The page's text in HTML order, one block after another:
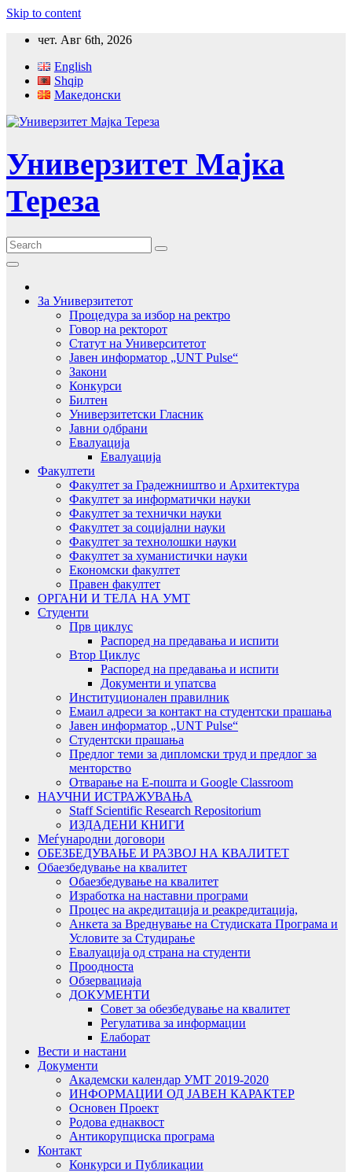
Skip to content
чет. Авг 6th, 2026
English
Shqip
Македонски
Универзитет Мајка
Тереза
За Универзитетот
Процедура за избор на ректро
Говор на ректорот
Статут на Университетот
Јавен информатор „UNT Pulse“
Закони
Конкурси
Билтен
Универзитетски Гласник
Јавни одбрани
Евалуација
Евалуација
Факултети
Факултет за Градежништво и Архитектура
Факултет за информатички науки
Факултет за технички науки
Факултет за социјални науки
Факултет за технолошки науки
Факултет за хуманистички науки
Економски факултет
Правен факултет
ОРГАНИ И ТЕЛА НА УМТ
Студенти
Прв циклус
Распоред на предавањa и испити
Втор Циклус
Распоред на предавањa и испити
Документи и упатсва
Институционален правилник
Емаил адреси за контакт на студентски прашања
Јавен информатор „UNT Pulse“
Студентски прашања
Предлог теми за дипломски труд и предлог за
менторство
Отварање на Е-пошта и Google Classroom
НАУЧНИ ИСТРАЖУВАЊА
Staff Scientific Research Repositorium
ИЗДАДЕНИ КНИГИ
Меѓународни договори
ОБЕЗБЕДУВАЊЕ И РАЗВОЈ НА КВАЛИТЕТ
Обаезбедување на квалитет
Обаезбедување на квалитет
Изработка на наставни програми
Процес на акредитација и реакредитација,
Анкета за Вреднување на Студиската Програма и
Условите за Студирање
Евалуација од страна на студенти
Проодноста
Обзервациаја
ДОКУМЕНТИ
Совет за обезбедување на квалитет
Регулатива за информации
Елаборат
Вести и настани
Документи
Академски календар УМТ 2019-2020
ИНФОРМАЦИИ ОД ЈАВЕН КАРАКТЕР
Основен Проект
Родова еднаквост
Антикорупциска програма
Контакт
Конкурси и Публикации